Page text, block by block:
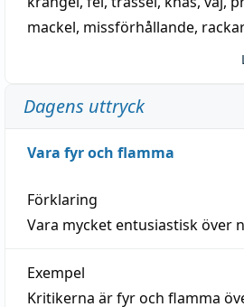
mackel, missförhållande,
Dagens uttryck
Vara fyr och flamma
Förklaring
Vara mycket entusiastisk över
Exempel
Kritikerna är fyr och flamma